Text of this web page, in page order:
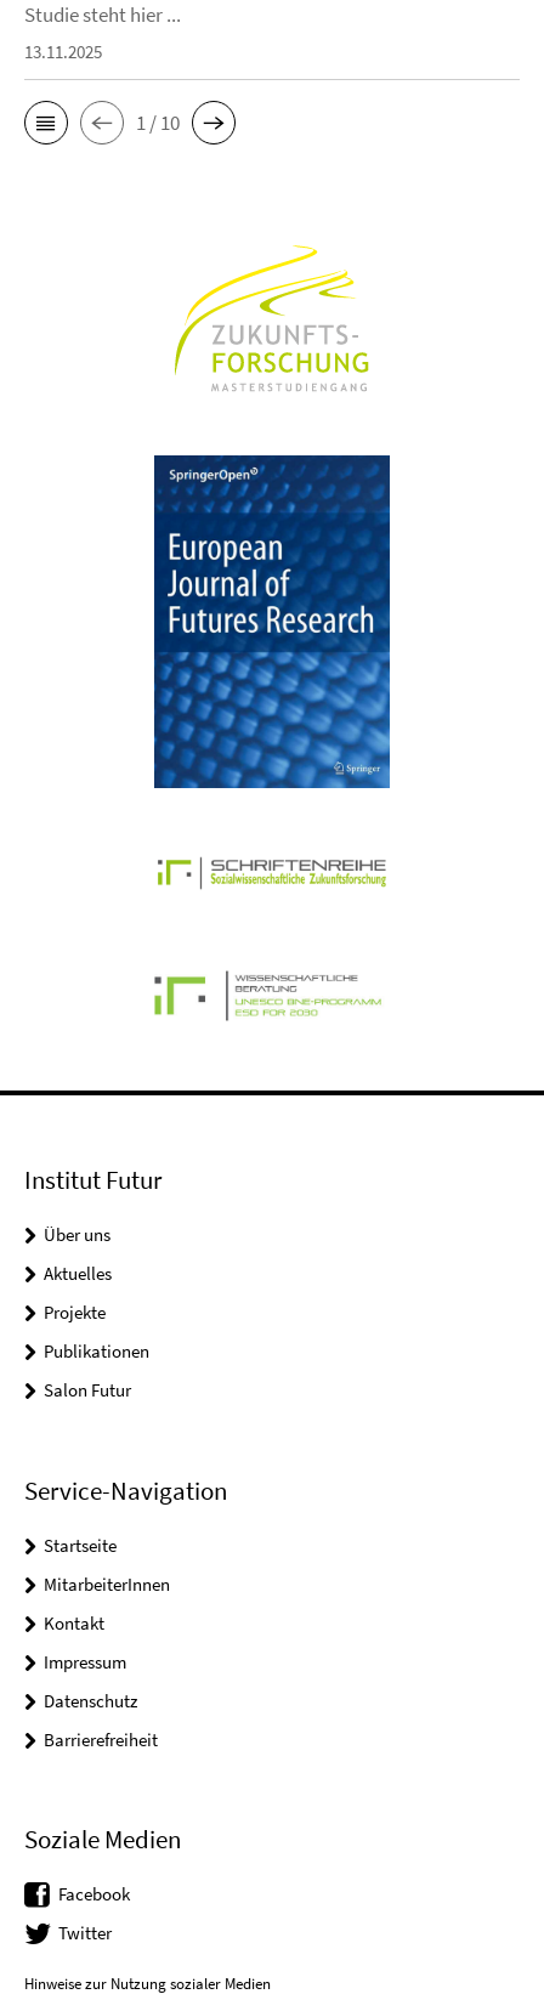
Studie steht hier ...
13.11.2025
1 / 10
Institut Futur
Über uns
Aktuelles
Projekte
Publikationen
Salon Futur
Service-Navigation
Startseite
MitarbeiterInnen
Kontakt
Impressum
Datenschutz
Barrierefreiheit
Soziale Medien
Facebook
Twitter
Hinweise zur Nutzung sozialer Medien